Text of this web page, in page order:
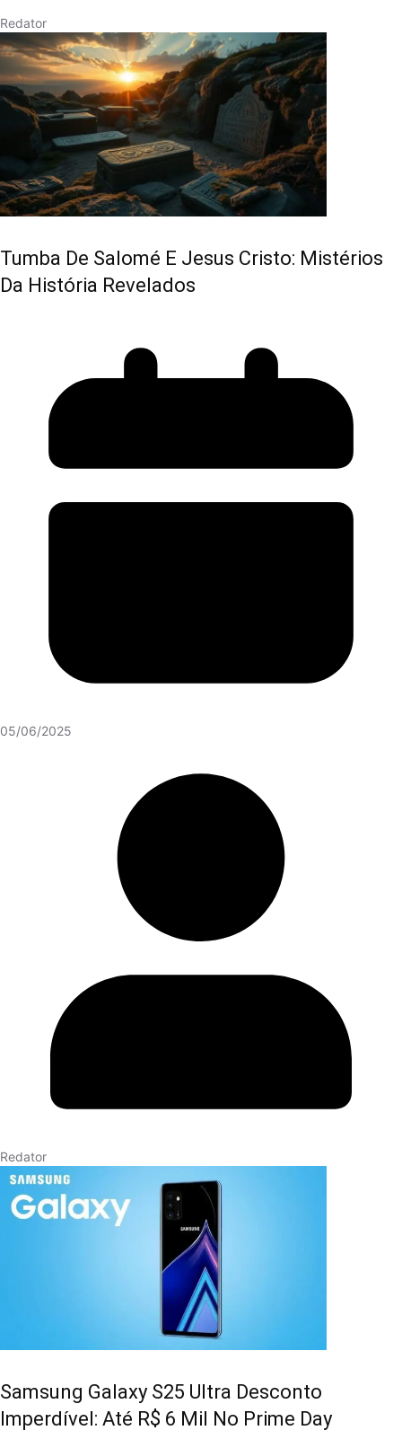
Redator
Tumba De Salomé E Jesus Cristo: Mistérios
Da História Revelados
05/06/2025
Redator
Samsung Galaxy S25 Ultra Desconto
Imperdível: Até R$ 6 Mil No Prime Day